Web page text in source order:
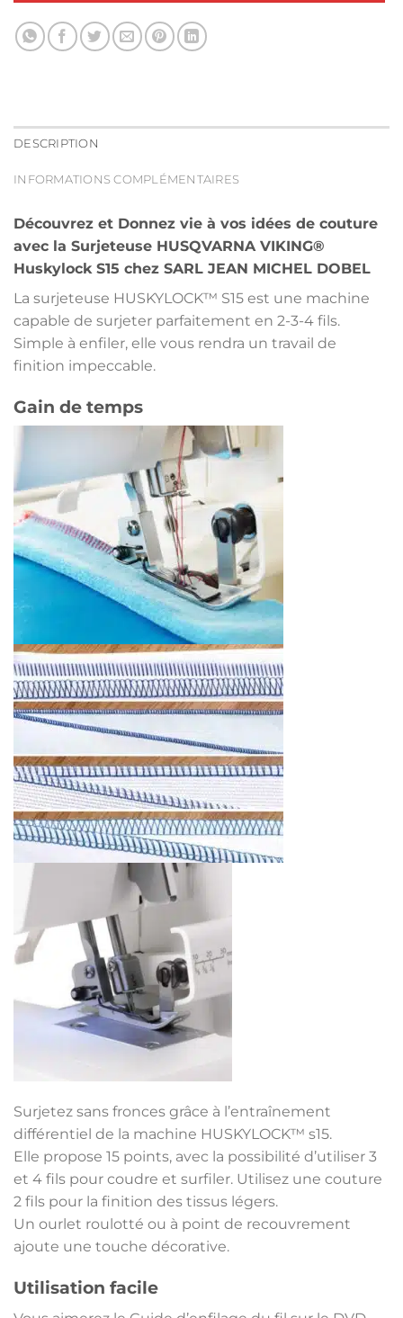
DESCRIPTION
INFORMATIONS COMPLÉMENTAIRES
Découvrez et Donnez vie à vos idées de couture
avec la Surjeteuse HUSQVARNA VIKING®
Huskylock S15 chez SARL JEAN MICHEL DOBEL
La surjeteuse HUSKYLOCK™ S15 est une machine
capable de surjeter parfaitement en 2-3-4 fils.
Simple à enfiler, elle vous rendra un travail de
finition impeccable.
Gain de temps
Surjetez sans fronces grâce à l’entraînement
différentiel de la machine HUSKYLOCK™ s15.
Elle propose 15 points, avec la possibilité d’utiliser 3
et 4 fils pour coudre et surfiler. Utilisez une couture
2 fils pour la finition des tissus légers.
Un ourlet roulotté ou à point de recouvrement
ajoute une touche décorative.
Utilisation facile